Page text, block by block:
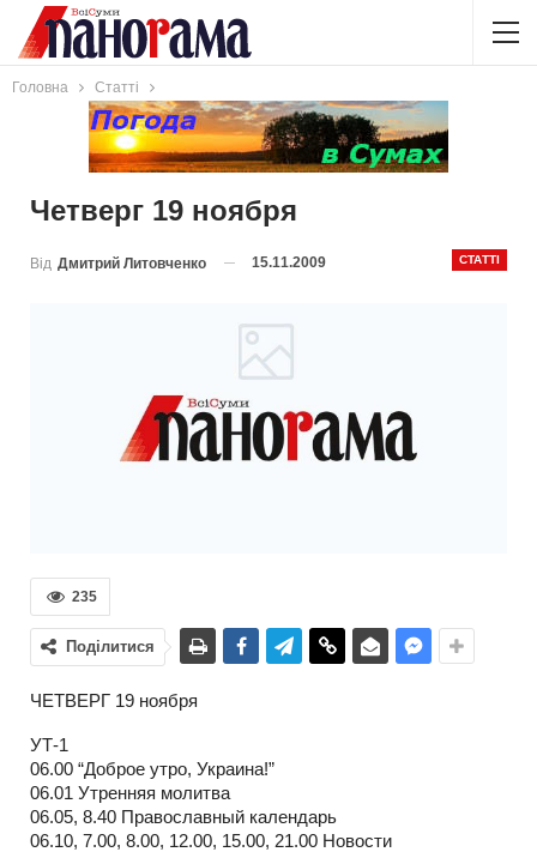
Головна Статті
Четверг 19 ноября
СТАТТІ
Від Дмитрий Литовченко 15.11.2009
235
Поділитися
ЧЕТВЕРГ 19 ноября
УТ-1
06.00 “Доброе утро, Украина!”
06.01 Утренняя молитва
06.05, 8.40 Православный календарь
06.10, 7.00, 8.00, 12.00, 15.00, 21.00 Новости